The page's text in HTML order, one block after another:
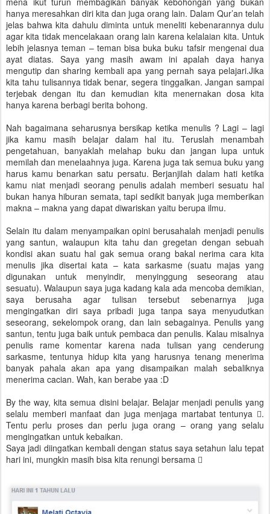
hanya meresahkan diri kita dan juga orang lain. Dalam Qur’an telah
jelas bahwa kita dahulu diminta untuk meneliti kebenarannya dulu
agar kita tidak mencelakaan orang lain karena kelalaian kita. Untuk
lebih jelasnya teman – teman bisa buka buku tafsir mengenai dua
ayat diatas. Saya yang masih awam ini apalah daya hanya
mengutip dan sharing kembali apa yang pernah saya pelajari.Jika
kita tahu tulisannya tidak benar, segera tinggalkan. Jangan sampai
terjebak dengan itu dan kemudian kita menernakan dosa kita
hanya karena berbagi berita bohong.
Nah bagaimana seharusnya bersikap ketika menulis ? Lagi – lagi
jika kamu masih belajar dalam hal itu. Teruslah menambah
pengetahuan, banyaklah melahap buku dan jangan lupa untuk
memilah dan menelaahnya juga. Karena juga tak semua buku yang
harus kamu benarkan satu persatu. Berjanjilah dalam hati ketika
kamu niat menjadi seorang penulis adalah memberi sesuatu hal
bukan hanya hiburan semata, tapi sedikit banyak juga memberikan
makna – makna yang dapat diwariskan yaitu berupa ilmu.
Selain itu dalam menyampaikan opini berusahalah menjadi penulis
yang santun, walaupun kita tahu dan gregetan dengan sebuah
kondisi akan suatu hal gak semua orang bakal nerima cara kita
menulis jika disertai kata – kata sarkasme (suatu majas yang
digunakan untuk menyindir, menyinggung seseorang atau
sesuatu). Walaupun saya juga kadang kala ada mencoba demikian,
saya berusaha agar tulisan tersebut sebenarnya juga
mengingatkan diri saya pribadi juga tanpa saya menyudutkan
seseorang, sekelompok orang, dan lain sebagainya. Penulis yang
santun, tentu juga baik untuk pembaca dan penulis. Kalau misalnya
penulis rame komentar karena nada tulisan yang cenderung
sarkasme, tentunya hidup kita yang harusnya tenang menerima
banyak pahala akan apa yang disampaikan malah sebaliknya
menerima cacian. Wah, kan berabe yaa :D
By the way, kita semua disini belajar. Belajar menjadi penulis yang
selalu memberi manfaat dan juga menjaga martabat tentunya .
Tentu perlu proses dan perlu juga orang – orang yang selalu
mengingatkan untuk kebaikan.
Saya jadi diingatkan kembali dengan status saya setahun lalu tepat
hari ini, mungkin masih bisa kita renungi bersama 